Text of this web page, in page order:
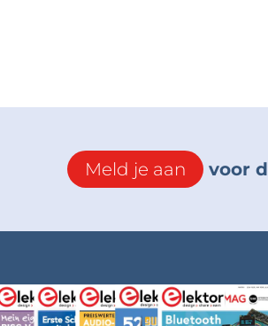
Meld je aan voor